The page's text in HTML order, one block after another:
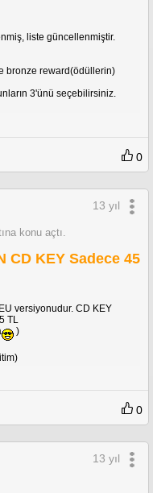
düşük fiyatta olanlarda
wallet iniz den bana
ismimi bulup benden satin
linklerini yollarım)
liste güncellenmiştir.
bronze reward(ödüllerin)
3'ünü seçebilirsiniz.
0
konu açtı.
13 yıl
CD KEY Sadece 45
versiyonudur. CD KEY
TL
)
0
13 yıl